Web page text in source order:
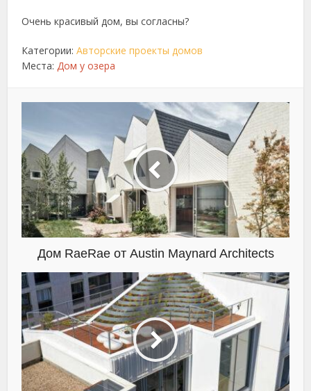
Очень красивый дом, вы согласны?
Категории:Авторские проекты домов
Места: Дом у озера
Дом RaeRae от Austin Maynard Architects